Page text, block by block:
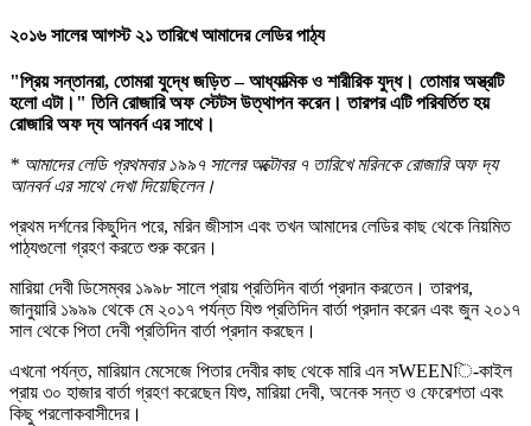
২০১৬ সালের আগস্ট ২১ তারিখে আমাদের লেডির পাঠ্য
"প্রিয় সন্তানরা, তোমরা যুদ্ধে জড়িত – আধ্যাত্মিক ও শারীরিক যুদ্ধ। তোমার অস্ত্রটি
হলো এটা।" তিনি রোজারি অফ স্টেটস উত্থাপন করেন। তারপর এটি পরিবর্তিত হয়
রোজারি অফ দ্য আনবর্ন এর সাথে।
* আমাদের লেডি প্রথমবার ১৯৯৭ সালের অক্টোবর ৭ তারিখে মরিনকে রোজারি অফ দ্য
আনবর্ন এর সাথে দেখা দিয়েছিলেন।
প্রথম দর্শনের কিছুদিন পরে, মরিন জীসাস এবং তখন আমাদের লেডির কাছ থেকে নিয়মিত
পাঠ্যগুলো গ্রহণ করতে শুরু করেন।
মারিয়া দেবী ডিসেম্বর ১৯৯৮ সালে প্রায় প্রতিদিন বার্তা প্রদান করতেন। তারপর,
জানুয়ারি ১৯৯৯ থেকে মে ২০১৭ পর্যন্ত যিশু প্রতিদিন বার্তা প্রদান করেন এবং জুন ২০১৭
সাল থেকে পিতা দেবী প্রতিদিন বার্তা প্রদান করছেন।
এখনো পর্যন্ত, মারিয়ান মেসেজে পিতার দেবীর কাছ থেকে মারি এন সWEENি-কাইল
প্রায় ৩০ হাজার বার্তা গ্রহণ করেছেন যিশু, মারিয়া দেবী, অনেক সন্ত ও ফেরেশতা এবং
কিছু পরলোকবাসীদের।